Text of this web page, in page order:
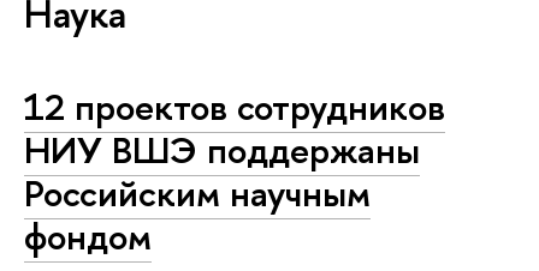
Наука
12 проектов сотрудников
НИУ ВШЭ поддержаны
Российским научным
фондом